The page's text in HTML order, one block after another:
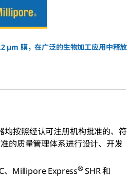
µm 膜，在广泛的生物加工应用中释放
均按照经认可注册机构批准的、符
的质量管理体系进行设计、开发
、Millipore Express®SHR 和